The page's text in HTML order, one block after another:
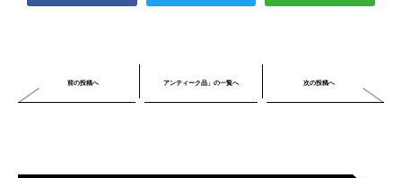
前の投稿へ アンティーク品」の一覧へ 次の投稿へ